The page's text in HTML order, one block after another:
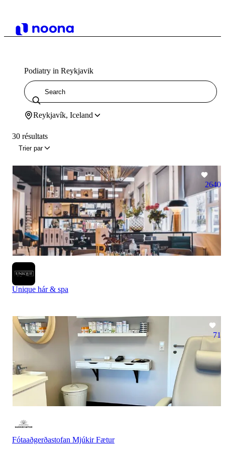
Podiatry in Reykjavik
Reykjavík, Iceland
30 résultats
Trier par
2640
Unique hár & spa
71
Fótaaðgerðastofan Mjúkir Fætur